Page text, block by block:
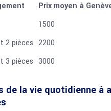
Prix moyen à
1500
2 pièces 2200
3 pièces 3000
de la vie quotidienne à